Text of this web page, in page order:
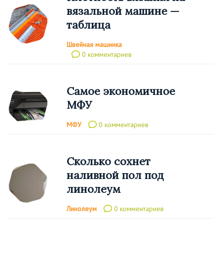
вязальной машине —
таблица
Швейная машинка
0 комментариев
Самое экономичное
МФУ
МФУ 0 комментариев
Сколько сохнет
наливной пол под
линолеум
Линолеум 0 комментариев